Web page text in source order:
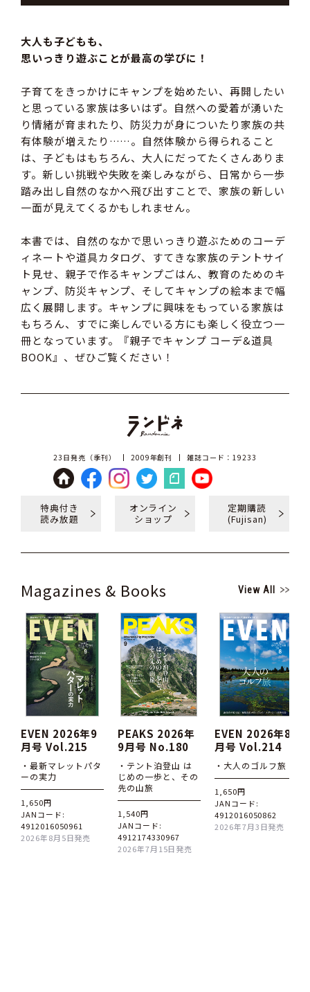
大人も子どもも、
思いっきり遊ぶことが最高の学びに！
子育てをきっかけにキャンプを始めたい、再開したい
と思っている家族は多いはず。自然への愛着が湧いた
り情緒が育まれたり、防災力が身についたり家族の共
有体験が増えたり……。自然体験から得られること
は、子どもはもちろん、大人にだってたくさんありま
す。新しい挑戦や失敗を楽しみながら、日常から一歩
踏み出し自然のなかへ飛び出すことで、家族の新しい
一面が見えてくるかもしれません。
本書では、自然のなかで思いっきり遊ぶためのコーデ
ィネートや道具カタログ、すてきな家族のテントサイ
ト見せ、親子で作るキャンプごはん、教育のためのキ
ャンプ、防災キャンプ、そしてキャンプの絵本まで幅
広く展開します。キャンプに興味をもっている家族は
もちろん、すでに楽しんでいる方にも楽しく役立つ一
冊となっています。『親子でキャンプ コーデ&道具
BOOK』、ぜひご覧ください！
23日発売（季刊） 2009年創刊 雑誌コード：19233
特典付き
読み放題
オンライン
ショップ
定期購読
(Fujisan)
Magazines & Books View All
EVEN 2026年9
月号 Vol.215
・最新マレットパタ
ーの実力
1,650円
JANコード:
4912016050961
2026年8月5日発売
PEAKS 2026年
9月号 No.180
・テント泊登山 は
じめの一歩と、その
先の山旅
1,540円
JANコード:
4912174330967
2026年7月15日発売
EVEN 2026年8
月号 Vol.214
・大人のゴルフ旅
1,650円
JANコード:
4912016050862
2026年7月3日発売